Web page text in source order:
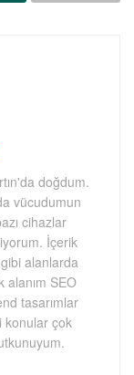
doğdum.
vücudumun
cihazlar
İçerik
alanlarda
alanım SEO
tasarımlar
konular çok